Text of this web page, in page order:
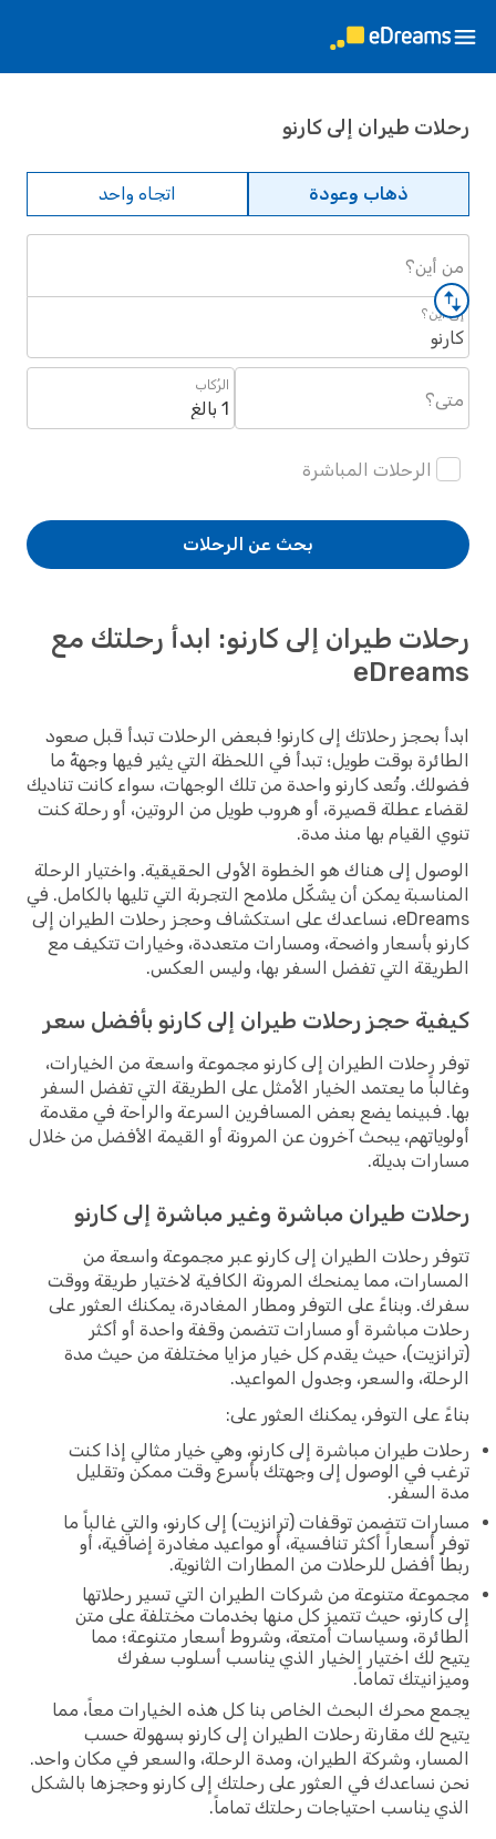
رحلات طيران إلى كارنو
ذهاب وعودة اتجاه واحد
من أين؟
إلى أين؟
كارنو
متى؟
الرُكاب
1 بالغ
الرحلات المباشرة
بحث عن الرحلات
رحلات طيران إلى كارنو: ابدأ رحلتك مع
eDreams
ابدأ بحجز رحلاتك إلى كارنو! فبعض الرحلات تبدأ قبل صعود
الطائرة بوقت طويل؛ تبدأ في اللحظة التي يثير فيها وجهةٌ ما
فضولك. وتُعد كارنو واحدة من تلك الوجهات، سواء كانت تناديك
لقضاء عطلة قصيرة، أو هروب طويل من الروتين، أو رحلة كنت
تنوي القيام بها منذ مدة.
الوصول إلى هناك هو الخطوة الأولى الحقيقية. واختيار الرحلة
المناسبة يمكن أن يشكّل ملامح التجربة التي تليها بالكامل. في
eDreams، نساعدك على استكشاف وحجز رحلات الطيران إلى
كارنو بأسعار واضحة، ومسارات متعددة، وخيارات تتكيف مع
الطريقة التي تفضل السفر بها، وليس العكس.
كيفية حجز رحلات طيران إلى كارنو بأفضل سعر
توفر رحلات الطيران إلى كارنو مجموعة واسعة من الخيارات،
وغالباً ما يعتمد الخيار الأمثل على الطريقة التي تفضل السفر
بها. فبينما يضع بعض المسافرين السرعة والراحة في مقدمة
أولوياتهم، يبحث آخرون عن المرونة أو القيمة الأفضل من خلال
مسارات بديلة.
رحلات طيران مباشرة وغير مباشرة إلى كارنو
تتوفر رحلات الطيران إلى كارنو عبر مجموعة واسعة من
المسارات، مما يمنحك المرونة الكافية لاختيار طريقة ووقت
سفرك. وبناءً على التوفر ومطار المغادرة، يمكنك العثور على
رحلات مباشرة أو مسارات تتضمن وقفة واحدة أو أكثر
(ترانزيت)، حيث يقدم كل خيار مزايا مختلفة من حيث مدة
الرحلة، والسعر، وجدول المواعيد.
بناءً على التوفر، يمكنك العثور على:
رحلات طيران مباشرة إلى كارنو، وهي خيار مثالي إذا كنت
ترغب في الوصول إلى وجهتك بأسرع وقت ممكن وتقليل
مدة السفر.
مسارات تتضمن توقفات (ترانزيت) إلى كارنو، والتي غالباً ما
توفر أسعاراً أكثر تنافسية، أو مواعيد مغادرة إضافية، أو
ربطاً أفضل للرحلات من المطارات الثانوية.
مجموعة متنوعة من شركات الطيران التي تسير رحلاتها
إلى كارنو، حيث تتميز كل منها بخدمات مختلفة على متن
الطائرة، وسياسات أمتعة، وشروط أسعار متنوعة؛ مما
يتيح لك اختيار الخيار الذي يناسب أسلوب سفرك
وميزانيتك تماماً.
يجمع محرك البحث الخاص بنا كل هذه الخيارات معاً، مما
يتيح لك مقارنة رحلات الطيران إلى كارنو بسهولة حسب
المسار، وشركة الطيران، ومدة الرحلة، والسعر في مكان واحد.
نحن نساعدك في العثور على رحلتك إلى كارنو وحجزها بالشكل
الذي يناسب احتياجات رحلتك تماماً.